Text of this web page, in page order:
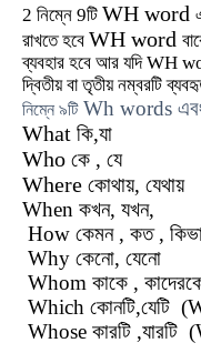
2 নিম্নে 9টি WH word
রাখতে হবে WH word
ব্যবহার হবে আর যদিWH
দ্বিতীয় বা তৃতীয় নম্বরটি
নিম্নে ৯টিWh words
What কি,যা
Who কে , যে
Where কোথায়, যেথায়
When কখন, যখন,
How কেমন, কত,
Why কেনো, যেনো
Whom কাকে ,
Which কোনটি,যেটি
Whose কারটি ,যারটি